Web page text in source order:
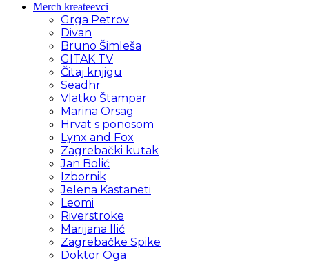
Merch kreateevci
Grga Petrov
Divan
Bruno Šimleša
GITAK TV
Čitaj knjigu
Seadhr
Vlatko Štampar
Marina Orsag
Hrvat s ponosom
Lynx and Fox
Zagrebački kutak
Jan Bolić
Izbornik
Jelena Kastaneti
Leomi
Riverstroke
Marijana Ilić
Zagrebačke Spike
Doktor Oga